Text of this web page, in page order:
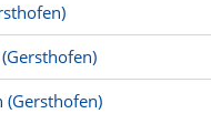
(Gersthofen)